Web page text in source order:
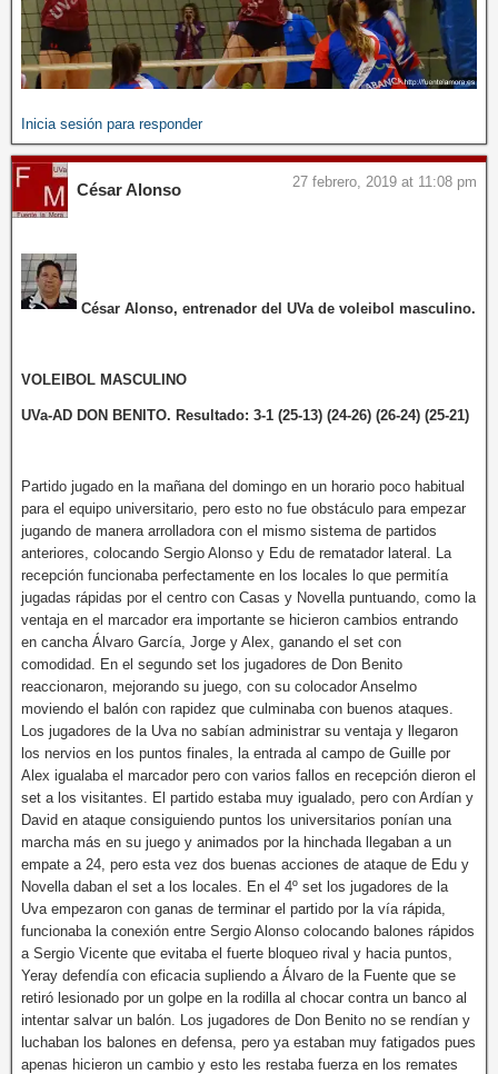
Inicia sesión para responder
César Alonso 27 febrero, 2019 at 11:08 pm
César Alonso, entrenador del UVa de voleibol masculino.
VOLEIBOL MASCULINO
UVa-AD DON BENITO. Resultado: 3-1 (25-13) (24-26) (26-24) (25-21)
Partido jugado en la mañana del domingo en un horario poco habitual
para el equipo universitario, pero esto no fue obstáculo para empezar
jugando de manera arrolladora con el mismo sistema de partidos
anteriores, colocando Sergio Alonso y Edu de rematador lateral. La
recepción funcionaba perfectamente en los locales lo que permitía
jugadas rápidas por el centro con Casas y Novella puntuando, como la
ventaja en el marcador era importante se hicieron cambios entrando
en cancha Álvaro García, Jorge y Alex, ganando el set con
comodidad. En el segundo set los jugadores de Don Benito
reaccionaron, mejorando su juego, con su colocador Anselmo
moviendo el balón con rapidez que culminaba con buenos ataques.
Los jugadores de la Uva no sabían administrar su ventaja y llegaron
los nervios en los puntos finales, la entrada al campo de Guille por
Alex igualaba el marcador pero con varios fallos en recepción dieron el
set a los visitantes. El partido estaba muy igualado, pero con Ardían y
David en ataque consiguiendo puntos los universitarios ponían una
marcha más en su juego y animados por la hinchada llegaban a un
empate a 24, pero esta vez dos buenas acciones de ataque de Edu y
Novella daban el set a los locales. En el 4º set los jugadores de la
Uva empezaron con ganas de terminar el partido por la vía rápida,
funcionaba la conexión entre Sergio Alonso colocando balones rápidos
a Sergio Vicente que evitaba el fuerte bloqueo rival y hacia puntos,
Yeray defendía con eficacia supliendo a Álvaro de la Fuente que se
retiró lesionado por un golpe en la rodilla al chocar contra un banco al
intentar salvar un balón. Los jugadores de Don Benito no se rendían y
luchaban los balones en defensa, pero ya estaban muy fatigados pues
apenas hicieron un cambio y esto les restaba fuerza en los remates